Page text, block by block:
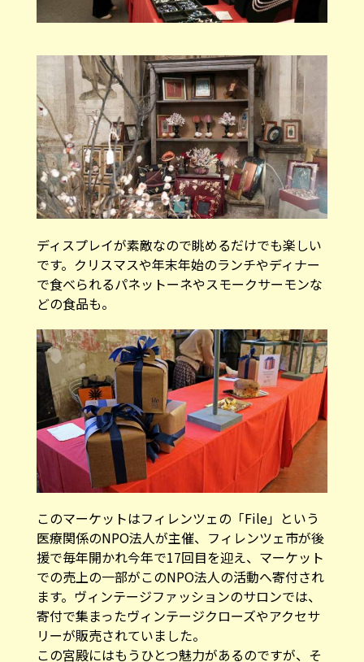
ディスプレイが素敵なので眺めるだけでも楽しい
です。クリスマスや年末年始のランチやディナー
で食べられるパネットーネやスモークサーモンな
どの食品も。
このマーケットはフィレンツェの「File」という
医療関係のNPO法人が主催、フィレンツェ市が後
援で毎年開かれ今年で17回目を迎え、マーケット
での売上の一部がこのNPO法人の活動へ寄付され
ます。ヴィンテージファッションのサロンでは、
寄付で集まったヴィンテージクローズやアクセサ
リーが販売されていました。
この宮殿にはもうひとつ魅力があるのですが、そ